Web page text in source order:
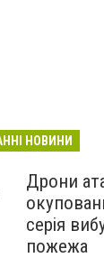
НОВИНИ
Дрони
серія
пожежа